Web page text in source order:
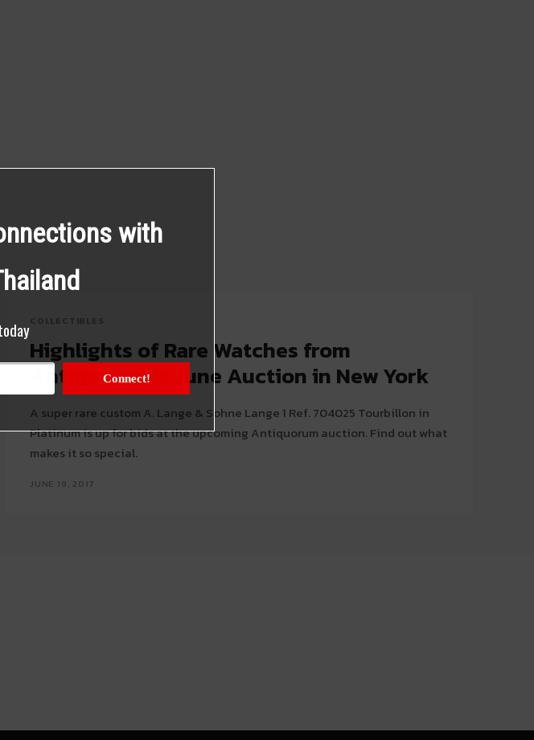
Highlights of Rare Watches from
Antiquorum’s June Auction in New York
A super rare custom A. Lange & Sohne Lange 1 Ref. 704025 Tourbillon in
Platinum is up for bids at the upcoming Antiquorum auction. Find out what
makes it so special.
JUNE 19, 2017
with
Connect!